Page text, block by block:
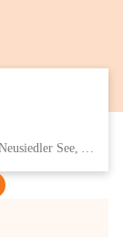
Eisenstädter Straße 18, 7091 Breitenbrunn am Neusiedler See, AUT